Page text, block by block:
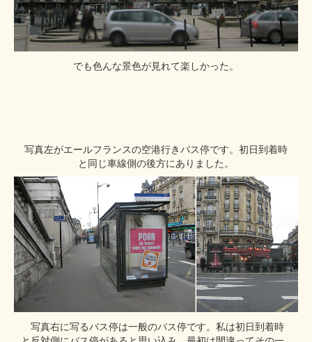
でも色んな景色が見れて楽しかった。
写真左がエールフランスの空港行きバス停です。初日到着時
と同じ車線側の後方にありました。
写真右に写るバス停は一般のバス停です。私は初日到着時